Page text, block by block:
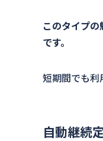
このタイプ
です。
短期間でも利
自動継続